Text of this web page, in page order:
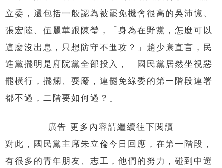
立委，還包括一般認為被罷免機會很高的吳沛憶、
張宏陸、伍麗華跟陳瑩，「身為在野黨，怎麼可以
這麼沒出息，只想防守不進攻？」趙少康直言，民
進黨擺明是府院黨全部投入，「國民黨居然坐視惡
罷橫行，擺爛、耍廢，連罷免綠委的第一階段連署
都不過，二階要如何過？」
廣告 更多內容請繼續往下閱讀
對此，國民黨主席朱立倫今日回應，在第一階段，
有很多的青年朋友、志工，他們的努力，碰到中選